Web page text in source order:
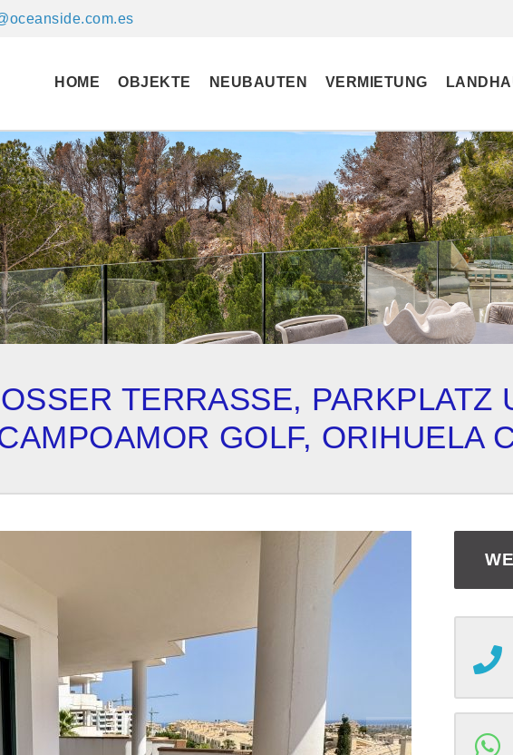
HOME OBJEKTE NEUBAUTEN VERMIETUNG
TERRASSE, PARKPLATZ
GOLF, ORIHUELA